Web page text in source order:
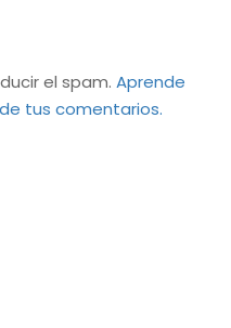
el spam. Aprende
tus comentarios.